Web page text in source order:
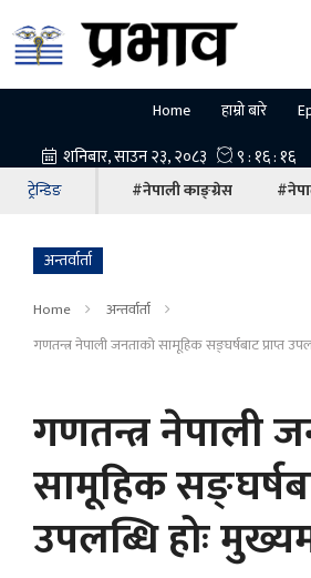
Home हाम्रो बारे
ट्रेन्डिङ #नेपाली काङ्ग्रेस
अन्तर्वार्ता
Home
अन्तर्वार्ता
गणतन्त्र नेपाली जनताको सामूहिक सङ्घर्षबाट प्राप्त
गणतन्त्र नेपाली
सामूहिक
उपलब्धि होः